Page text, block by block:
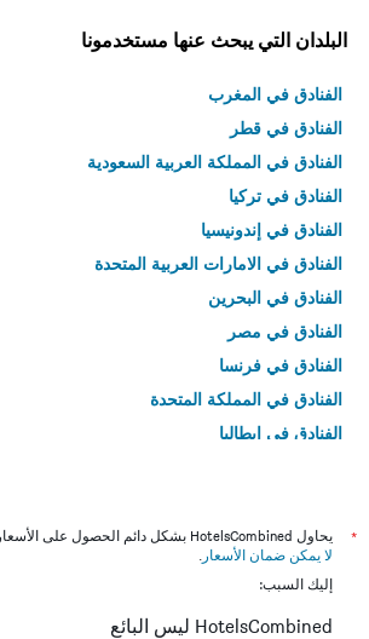
البلدان التي يبحث عنها مستخدمونا
الفنادق في المغرب
الفنادق في قطر
الفنادق في المملكة العربية السعودية
الفنادق في تركيا
الفنادق في إندونيسيا
الفنادق في الامارات العربية المتحدة
الفنادق في البحرين
الفنادق في مصر
الفنادق في فرنسا
الفنادق في المملكة المتحدة
الفنادق في إيطاليا
*
يحاول HotelsCombined بشكل دائم الحصول على الأسعار الدقيقة، ولكن
لا يمكن ضمان الأسعار .
إليك السبب:
HotelsCombined ليس البائع